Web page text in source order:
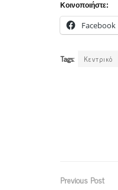
Κοινοποιήστε:
Facebook
Tags: Κεντρικό
Previous Post